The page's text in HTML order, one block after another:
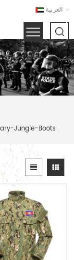
العربية
Jungle-Boots